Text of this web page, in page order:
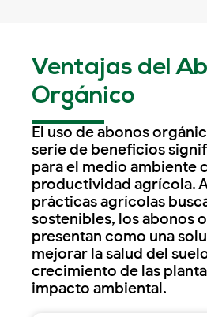
Ventajas del
Orgánico
El uso de abonos
serie de beneficios
para el medio ambiente
productividad agrícola.
prácticas agrícolas
sostenibles, los abonos
presentan como una
mejorar la salud del
crecimiento de las
impacto ambiental.